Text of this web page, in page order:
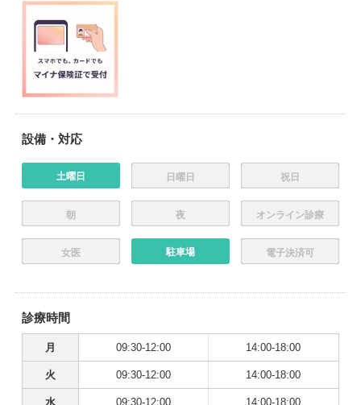
設備・対応
土曜日 日曜日 祝日
朝 夜 オンライン診療
女医 駐車場 電子決済可
診療時間
月 09:30-12:00 14:00-18:00
火 09:30-12:00 14:00-18:00
水 09:30-12:00 14:00-18:00